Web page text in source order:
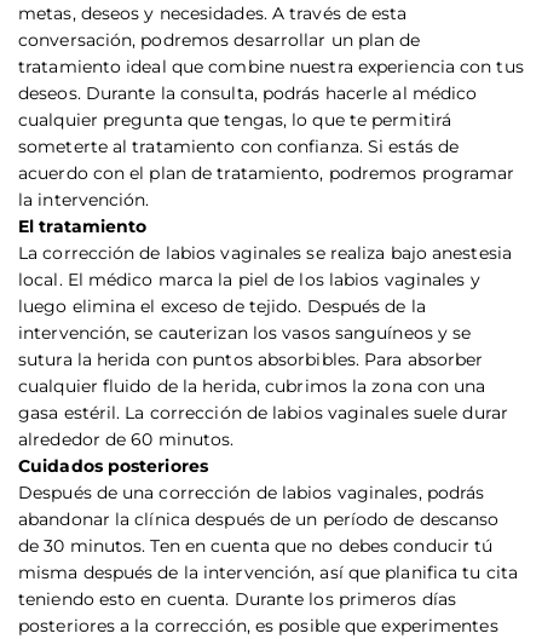
metas, deseos y necesidades. A través de esta
conversación, podremos desarrollar un plan de
tratamiento ideal que combine nuestra experiencia con tus
deseos. Durante la consulta, podrás hacerle al médico
cualquier pregunta que tengas, lo que te permitirá
someterte al tratamiento con confianza. Si estás de
acuerdo con el plan de tratamiento, podremos programar
la intervención.
El tratamiento
La corrección de labios vaginales se realiza bajo anestesia
local. El médico marca la piel de los labios vaginales y
luego elimina el exceso de tejido. Después de la
intervención, se cauterizan los vasos sanguíneos y se
sutura la herida con puntos absorbibles. Para absorber
cualquier fluido de la herida, cubrimos la zona con una
gasa estéril. La corrección de labios vaginales suele durar
alrededor de 60 minutos.
Cuidados posteriores
Después de una corrección de labios vaginales, podrás
abandonar la clínica después de un período de descanso
de 30 minutos. Ten en cuenta que no debes conducir tú
misma después de la intervención, así que planifica tu cita
teniendo esto en cuenta. Durante los primeros días
posteriores a la corrección, es posible que experimentes